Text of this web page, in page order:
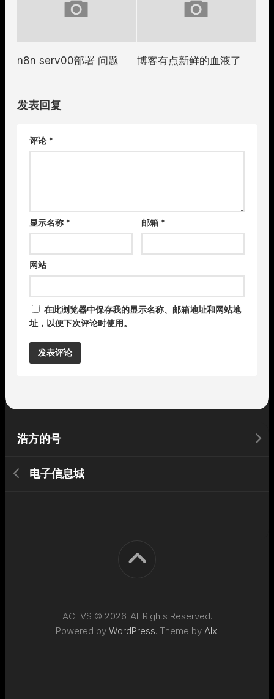
n8n serv00部署 问题 博客有点新鲜的血液了
发表回复
评论 *
显示名称 * 邮箱*
网站
在此浏览器中保存我的显示名称、邮箱地址和网站地
址，以便下次评论时使用。
浩方的号
电子信息城
ACEVS © 2026. All Rights Reserved.
Powered by WordPress. Theme by Alx.